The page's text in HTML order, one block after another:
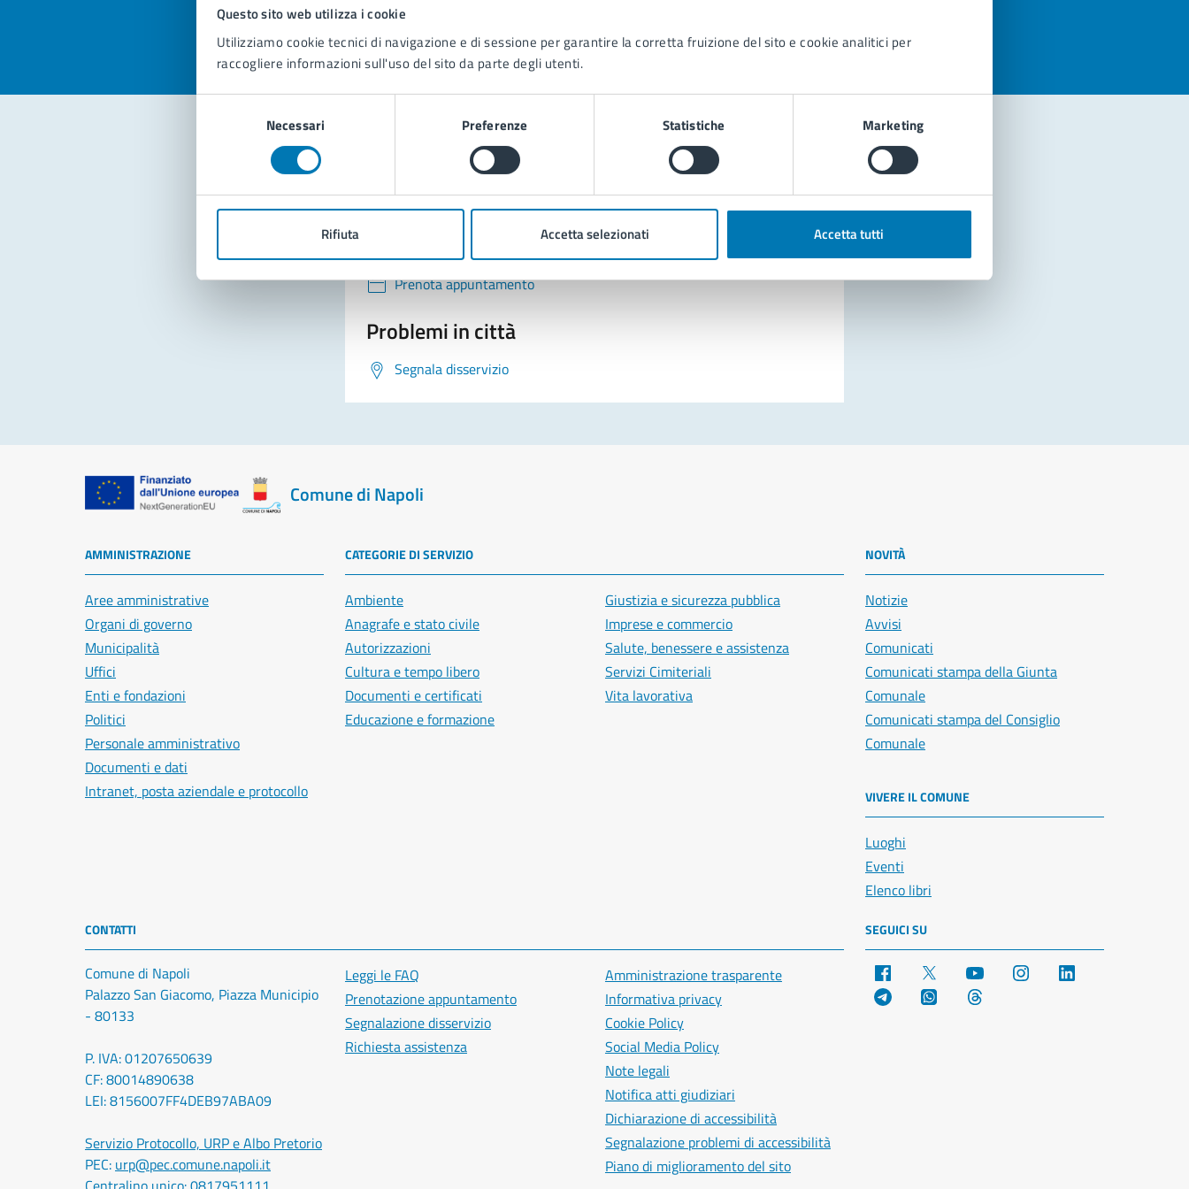
Questo sito web utilizza i cookie
Utilizziamo cookie tecnici di navigazione e di sessione per garantire la corretta fruizione del sito e cookie analitici per
raccogliere informazioni sull'uso del sito da parte degli utenti.
Necessari Preferenze Statistiche Marketing
Rifiuta Accetta selezionati Accetta tutti
Valuta 3 stelle su 5
Valuta 2 stelle su 5
Valuta 1 stelle su 5
Contatta il comune
Leggi le domande frequenti
Prenota appuntamento
Problemi in città
Segnala disservizio
Comune di Napoli
AMMINISTRAZIONE
Aree amministrative
Organi di governo
Municipalità
Uffici
Enti e fondazioni
Politici
Personale amministrativo
Documenti e dati
Intranet, posta aziendale e protocollo
CATEGORIE DI SERVIZIO
Ambiente
Anagrafe e stato civile
Autorizzazioni
Cultura e tempo libero
Documenti e certificati
Educazione e formazione
Giustizia e sicurezza pubblica
Imprese e commercio
Salute, benessere e assistenza
Servizi Cimiteriali
Vita lavorativa
NOVITÀ
Notizie
Avvisi
Comunicati
Comunicati stampa della Giunta
Comunale
Comunicati stampa del Consiglio
Comunale
VIVERE IL COMUNE
Luoghi
Eventi
Elenco libri
CONTATTI
Comune di Napoli
Palazzo San Giacomo, Piazza Municipio
- 80133
P. IVA: 01207650639
CF: 80014890638
LEI: 8156007FF4DEB97ABA09
Servizio Protocollo, URP e Albo Pretorio
PEC: urp@pec.comune.napoli.it
Leggi le FAQ
Prenotazione appuntamento
Segnalazione disservizio
Richiesta assistenza
Amministrazione trasparente
Informativa privacy
Cookie Policy
Social Media Policy
Note legali
Notifica atti giudiziari
Dichiarazione di accessibilità
Segnalazione problemi di accessibilità
Piano di miglioramento del sito
SEGUICI SU
Facebook YouTube Instagram
Telegram WhatsApp